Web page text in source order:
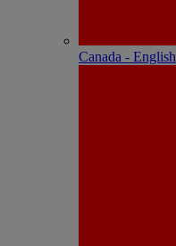
Canada - English